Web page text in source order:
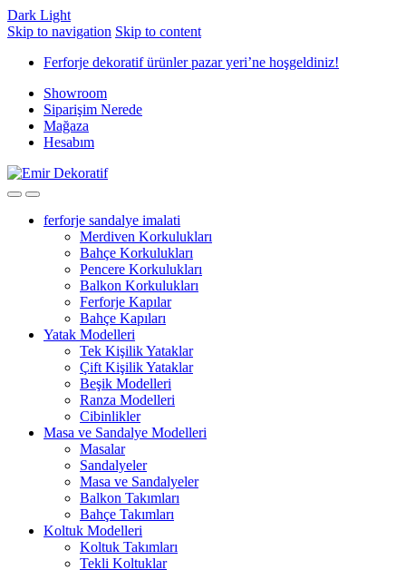
Dark Light
Skip to navigation Skip to content
Ferforje dekoratif ürünler pazar yeri’ne hoşgeldiniz!
Showroom
Siparişim Nerede
Mağaza
Hesabım
ferforje sandalye imalati
Merdiven Korkulukları
Bahçe Korkulukları
Pencere Korkulukları
Balkon Korkulukları
Ferforje Kapılar
Bahçe Kapıları
Yatak Modelleri
Tek Kişilik Yataklar
Çift Kişilik Yataklar
Beşik Modelleri
Ranza Modelleri
Cibinlikler
Masa ve Sandalye Modelleri
Masalar
Sandalyeler
Masa ve Sandalyeler
Balkon Takımları
Bahçe Takımları
Koltuk Modelleri
Koltuk Takımları
Tekli Koltuklar